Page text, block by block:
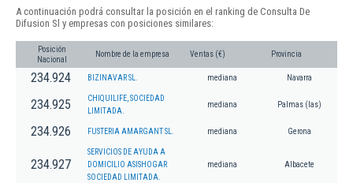
A continuación podrá consultar la posición en el ranking de Consulta De
Difusion Sl y empresas con posiciones similares:
Posición
Nacional
Nombre de la empresa Ventas (€) Provincia
234.924 BIZINAVAR SL. mediana Navarra
234.925
CHIQUILIFE, SOCIEDAD
LIMITADA.
mediana Palmas (las)
234.926 FUSTERIA AMARGANT SL. mediana Gerona
234.927
SERVICIOS DE AYUDA A
DOMICILIO ASISHOGAR
SOCIEDAD LIMITADA.
mediana Albacete